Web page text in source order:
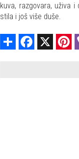
kuva, razgovara, uživa
stila i još više duše.
Share Facebook